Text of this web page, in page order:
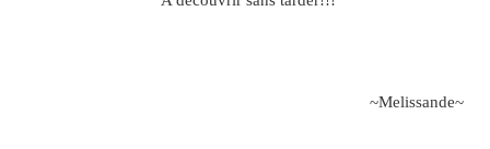
~Melissande~